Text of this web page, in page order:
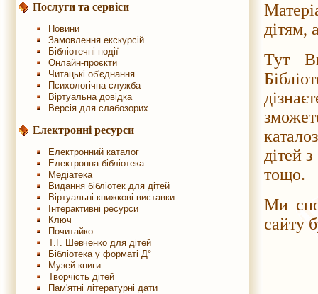
Послуги та сервіси
Новини
Замовлення екскурсій
Бібліотечні події
Онлайн-проєкти
Читацькі об'єднання
Психологічна служба
Віртуальна довідка
Версія для слабозорих
Електронні ресурси
Електронний каталог
Електронна бібліотека
Медіатека
Видання бібліотек для дітей
Віртуальні книжкові виставки
Інтерактивні ресурси
Ключ
Почитайко
Т.Г. Шевченко для дітей
Бібліотека у форматі Д°
Музей книги
Творчість дітей
Пам'ятні літературні дати
дітям,
Тут
дітей
тощо.
Ми
сайту